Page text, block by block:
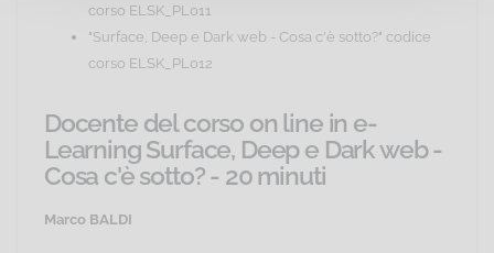
corso ELSK_PL011
"Surface, Deep e Dark web - Cosa c'è sotto?" codice
corso ELSK_PL012
Docente del corso on line in e-
Learning Surface, Deep e Dark web -
Cosa c'è sotto? - 20 minuti
Marco BALDI